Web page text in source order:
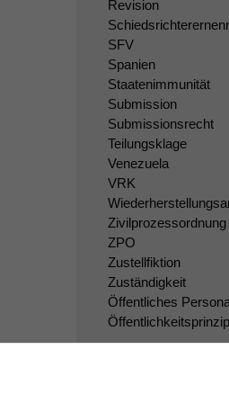
Revision
SFV
Spanien
Staatenimmunität
Submission
Submissionsrecht
Teilungsklage
Venezuela
VRK
Zivilprozessordnung
ZPO
Zustellfiktion
Zuständigkeit
Öffentliches
Öffentlichkeitsprinzip